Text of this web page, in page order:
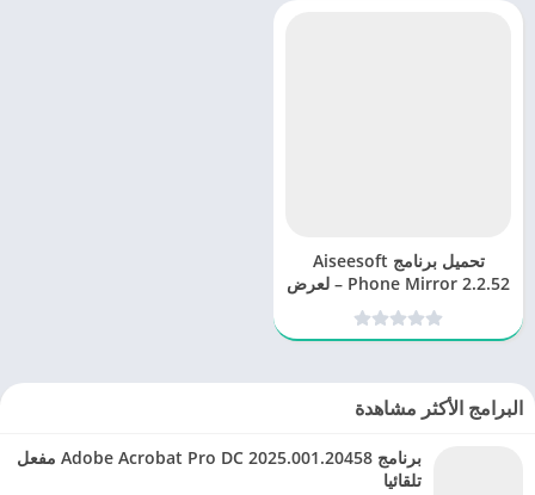
تحميل برنامج Aiseesoft
Phone Mirror 2.2.52 – لعرض
شاشة الهاتف على الكمبيوتر
البرامج الأكثر مشاهدة
برنامج Adobe Acrobat Pro DC 2025.001.20458 مفعل
تلقائيا